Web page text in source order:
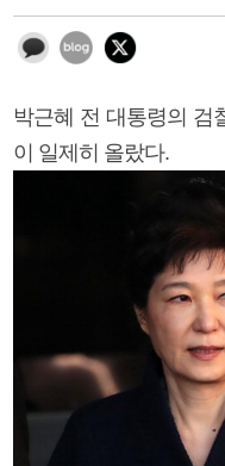
박근혜 전 대통령의 검
이 일제히 올랐다.